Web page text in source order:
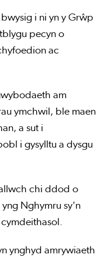
i ni yn y Grŵp
pecyn o
ac
am
ymchwil, ble maen
a sut i
i gysylltu a dysgu
chi ddod o
Nghymru sy'n
ynghyd amrywiaeth